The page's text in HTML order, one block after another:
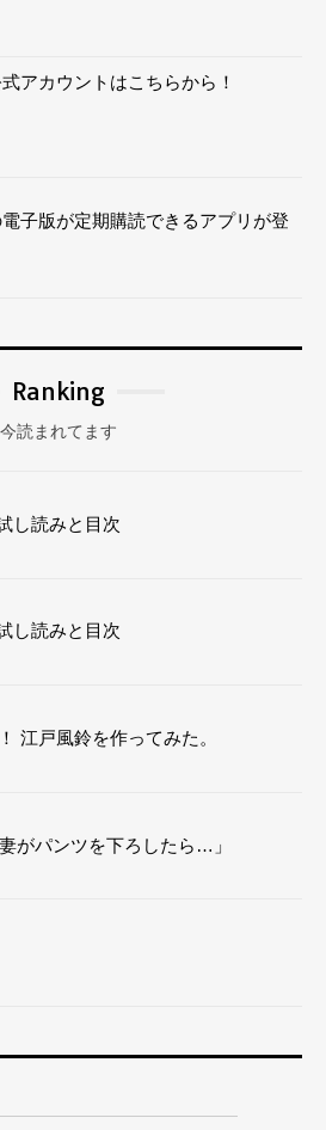
アカウントはこちらから！
子版が定期購読できるアプリが登
Ranking
今読まれてます
し読みと目次
し読みと目次
江戸風鈴を作ってみた。
がパンツを下ろしたら…」